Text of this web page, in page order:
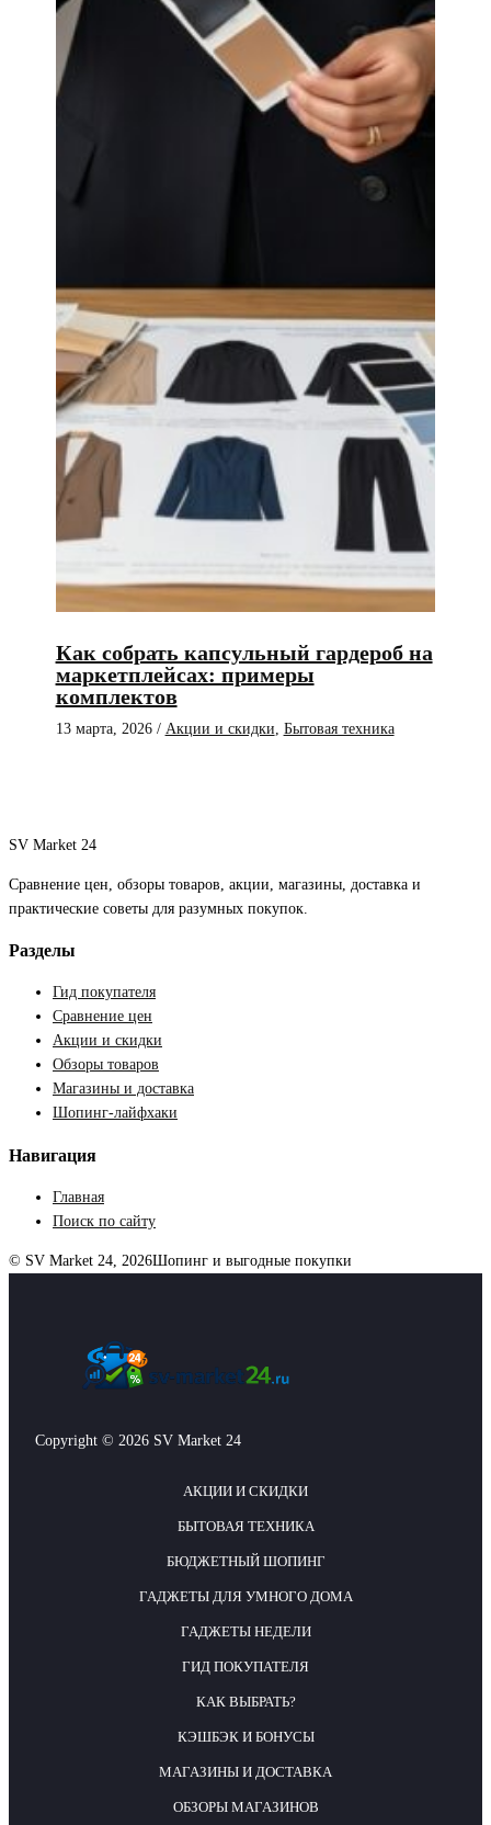
Как собрать капсульный гардероб на
маркетплейсах: примеры
комплектов
13 марта, 2026 / Акции и скидки Бытовая техника
SV Market 24
Сравнение цен, обзоры товаров, акции, магазины, доставка и
практические советы для разумных покупок.
Разделы
Гид покупателя
Сравнение цен
Акции и скидки
Обзоры товаров
Магазины и доставка
Шопинг-лайфхаки
Навигация
Главная
Поиск по сайту
© SV Market 24, 2026Шопинг и выгодные покупки
Copyright © 2026 SV Market 24
АКЦИИ И СКИДКИ
БЫТОВАЯ ТЕХНИКА
БЮДЖЕТНЫЙ ШОПИНГ
ГАДЖЕТЫ ДЛЯ УМНОГО ДОМА
ГАДЖЕТЫ НЕДЕЛИ
ГИД ПОКУПАТЕЛЯ
КАК ВЫБРАТЬ?
КЭШБЭК И БОНУСЫ
МАГАЗИНЫ И ДОСТАВКА
ОБЗОРЫ МАГАЗИНОВ